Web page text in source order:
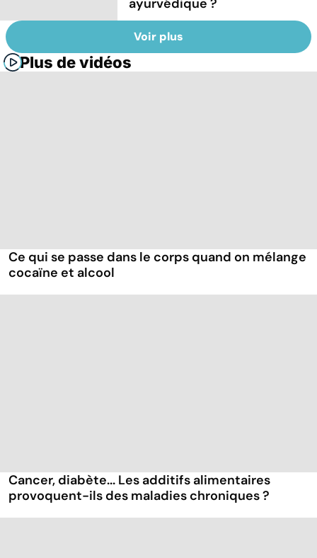
Voir plus
Plus de vidéos
Ce qui se passe dans le corps quand on mélange
cocaïne et alcool
Cancer, diabète... Les additifs alimentaires
provoquent-ils des maladies chroniques ?